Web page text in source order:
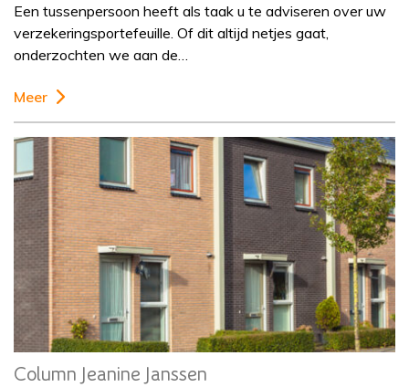
Een tussenpersoon heeft als taak u te adviseren over uw
verzekeringsportefeuille. Of dit altijd netjes gaat,
onderzochten we aan de…
Meer
Column
Jeanine Janssen
Column Jeanine Janssen